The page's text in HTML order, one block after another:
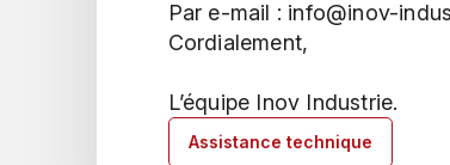
Par e-mail : info@inov-
Cordialement,
L’équipe Inov Industrie.
Assistance technique